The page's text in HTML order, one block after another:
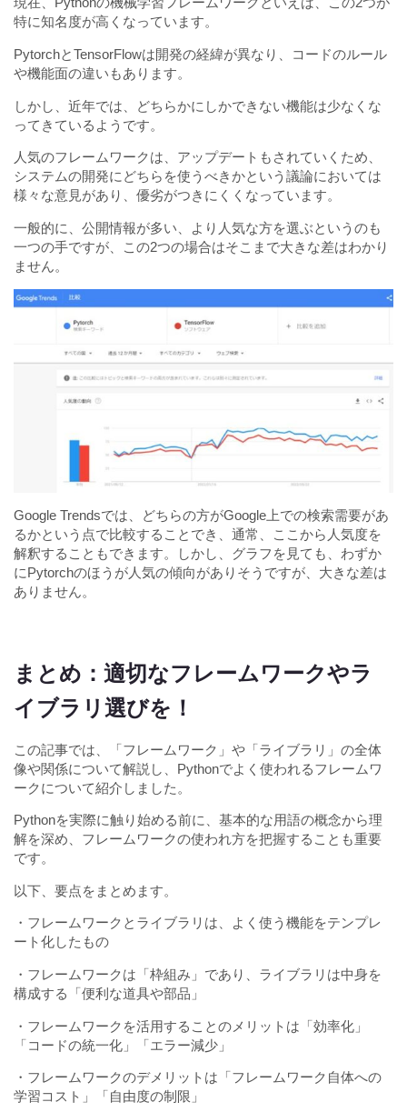
現在、Pythonの機械学習フレームワークといえば、この2つが
特に知名度が高くなっています。
PytorchとTensorFlowは開発の経緯が異なり、コードのルール
や機能面の違いもあります。
しかし、近年では、どちらかにしかできない機能は少なくな
ってきているようです。
人気のフレームワークは、アップデートもされていくため、
システムの開発にどちらを使うべきかという議論においては
様々な意見があり、優劣がつきにくくなっています。
一般的に、公開情報が多い、より人気な方を選ぶというのも
一つの手ですが、この2つの場合はそこまで大きな差はわかり
ません。
Google Trendsでは、どちらの方がGoogle上での検索需要があ
るかという点で比較することでき、通常、ここから人気度を
解釈することもできます。しかし、グラフを見ても、わずか
にPytorchのほうが人気の傾向がありそうですが、大きな差は
ありません。
まとめ：適切なフレームワークやラ
イブラリ選びを！
この記事では、「フレームワーク」や「ライブラリ」の全体
像や関係について解説し、Pythonでよく使われるフレームワ
ークについて紹介しました。
Pythonを実際に触り始める前に、基本的な用語の概念から理
解を深め、フレームワークの使われ方を把握することも重要
です。
以下、要点をまとめます。
・フレームワークとライブラリは、よく使う機能をテンプレ
ート化したもの
・フレームワークは「枠組み」であり、ライブラリは中身を
構成する「便利な道具や部品」
・フレームワークを活用することのメリットは「効率化」
「コードの統一化」「エラー減少」
・フレームワークのデメリットは「フレームワーク自体への
学習コスト」「自由度の制限」